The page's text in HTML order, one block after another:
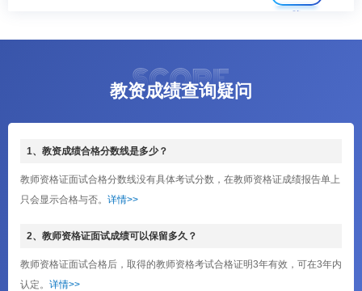
障
教资成绩查询疑问
1、教资成绩合格分数线是多少？
教师资格证面试合格分数线没有具体考试分数，在教师资格证成绩报告单上
只会显示合格与否。 详情>>
2、教师资格证面试成绩可以保留多久？
教师资格证面试合格后，取得的教师资格考试合格证明3年有效，可在3年内
认定。 详情>>